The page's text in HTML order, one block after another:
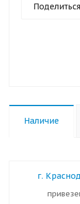
Поделиться
Наличие
г.